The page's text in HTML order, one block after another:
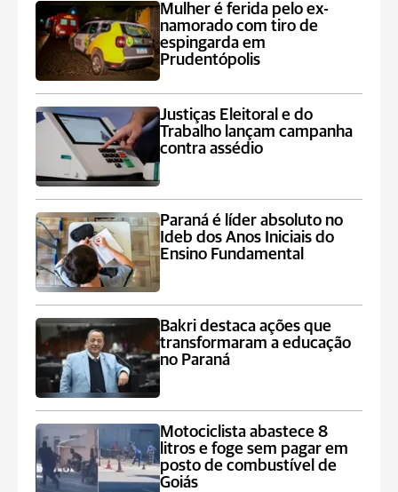
Mulher é ferida pelo ex-
namorado com tiro de
espingarda em
Prudentópolis
Justiças Eleitoral e do
Trabalho lançam campanha
contra assédio
Paraná é líder absoluto no
Ideb dos Anos Iniciais do
Ensino Fundamental
Bakri destaca ações que
transformaram a educação
no Paraná
Motociclista abastece 8
litros e foge sem pagar em
posto de combustível de
Goiás